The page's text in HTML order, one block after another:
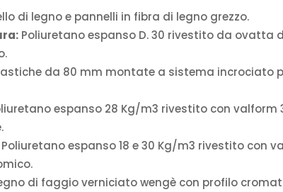
di legno e pannelli in fibra di legno grezzo.
Poliuretano espanso D. 30 rivestito da ovatta
da 80 mm montate a sistema incrociato
espanso 28 Kg/m3 rivestito con valform
Poliuretano espanso 18 e 30 Kg/m3 rivestito con
di faggio verniciato wengè con profilo